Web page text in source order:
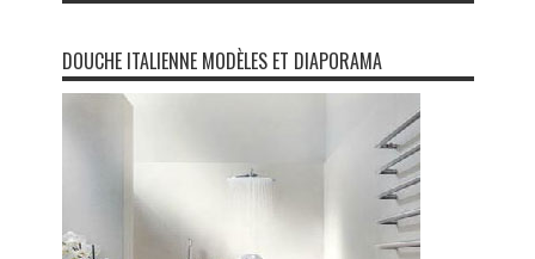
DOUCHE ITALIENNE MODÈLES ET DIAPORAMA